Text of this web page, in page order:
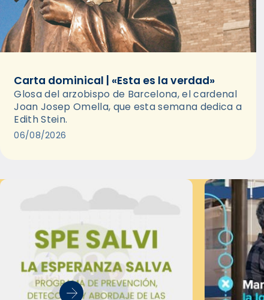
Carta dominical | «Esta es la verdad»
Glosa del arzobispo de Barcelona, el cardenal
Joan Josep Omella, que esta semana dedica a
Edith Stein.
06/08/2026